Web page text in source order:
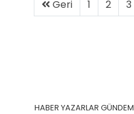
Geri 1 2 3
HABER YAZARLAR GÜNDEM